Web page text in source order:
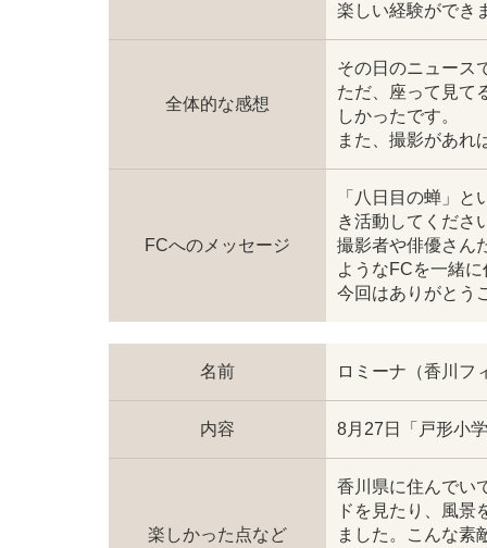
楽しい経験ができ
全体的な感想
その日のニュース
ただ、座って見て
しかったです。
また、撮影があれ
FCへのメッセージ
「八日目の蝉」
き活動してくださ
撮影者や俳優さん
ようなFCを一緒
今回はありがとう
名前 ロミーナ（香川フ
内容 8月27日「戸形小
楽しかった点など
香川県に住んでい
ドを見たり、風景
ました。こんな素